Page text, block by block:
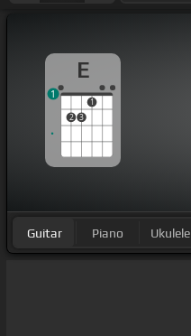
E
2 3
1
1
Guitar Piano Ukulele